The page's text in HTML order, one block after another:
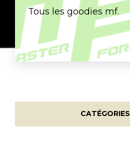
Tous les goodies mf.
CATÉGORIES